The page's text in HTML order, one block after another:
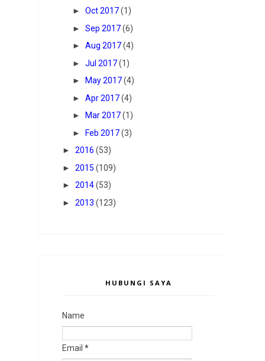
► Oct 2017 (1)
► Sep 2017 (6)
► Aug 2017 (4)
► Jul 2017 (1)
►
May 2017 (4)
► Apr 2017 (4)
►
Mar 2017 (1)
►
Feb 2017 (3)
► 2016 (53)
► 2015 (109)
► 2014(53)
► 2013 (123)
HUBUNGI SAYA
Name
Email *